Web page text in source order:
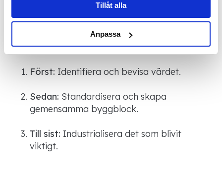
Tillåt alla
Anpassa
Vissa sitter i Excel, vissa har tagit steget till
exempelvis Power Apps och vissa vill ta
nästa steg. Många organisationer mår bra
av att se det här som en mognadsresa:
Först: Identifiera och bevisa värdet.
Sedan: Standardisera och skapa
gemensamma byggblock.
Till sist: Industrialisera det som blivit
viktigt.